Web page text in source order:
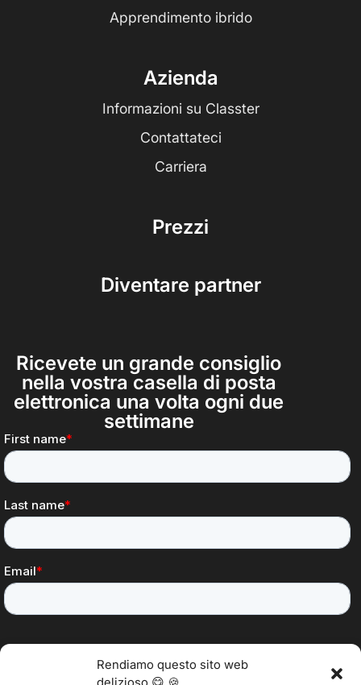
Rendiamo questo sito web
Apprendimento ibrido
Azienda
Informazioni su Classter
Contattateci
Carriera
Prezzi
Diventare partner
Ricevete un grande consiglio
nella vostra casella di posta
elettronica una volta ogni due
settimane